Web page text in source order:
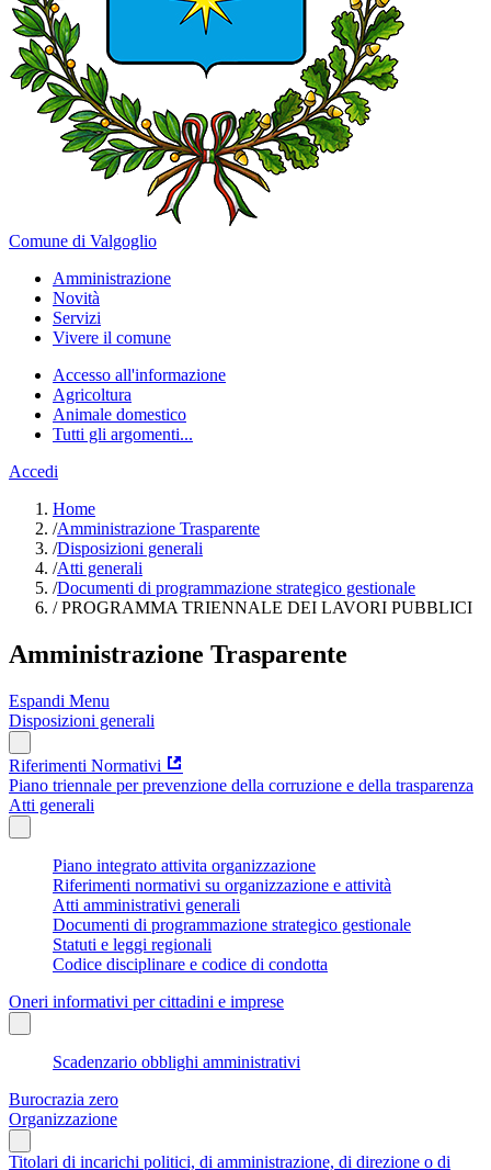
Comune di Valgoglio
Amministrazione
Novità
Servizi
Vivere il comune
Accesso all'informazione
Agricoltura
Animale domestico
Tutti gli argomenti...
Accedi
Home
/Amministrazione Trasparente
/Disposizioni generali
/Atti generali
/Documenti di programmazione strategico gestionale
/PROGRAMMA TRIENNALE DEI LAVORI PUBBLICI
Amministrazione Trasparente
Espandi Menu
Disposizioni generali
Riferimenti Normativi
Piano triennale per prevenzione della corruzione e della trasparenza
Atti generali
Piano integrato attivita organizzazione
Riferimenti normativi su organizzazione e attività
Atti amministrativi generali
Documenti di programmazione strategico gestionale
Statuti e leggi regionali
Codice disciplinare e codice di condotta
Oneri informativi per cittadini e imprese
Scadenzario obblighi amministrativi
Burocrazia zero
Organizzazione
Titolari di incarichi politici, di amministrazione, di direzione o di